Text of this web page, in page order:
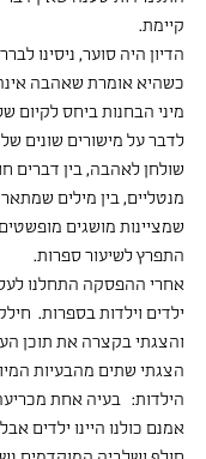
קיימת.
הדיון היה סוער, ניסינו
כשהיא אומרת שאהבה
מיני הבחנות ביחס לקיום
לדבר על מישורים שונים
שולחן לאהבה, בין דברים
מנטליים, בין מילים
שמציינות מושגים מופשטים
התפרץ לשיעור ספרות.
אחרי ההפסקה התחלנו
ילדים וילדות בספרות.
והצגתי בקצרה את תוכן
הצגתי שתים מהבעיות
הילדות:   בעיה אחת
אמנם כולנו היינו ילדים